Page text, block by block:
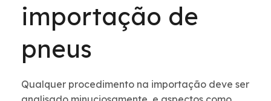
importação de
pneus
Qualquer procedimento na importação deve ser